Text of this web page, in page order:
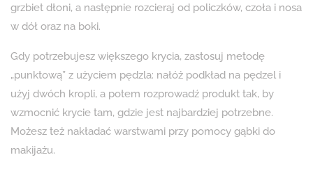
grzbiet dłoni, a następnie rozcieraj od policzków, czoła i nosa
w dół oraz na boki.
Gdy potrzebujesz większego krycia, zastosuj metodę
„punktową” z użyciem pędzla: nałóż podkład na pędzel i
użyj dwóch kropli, a potem rozprowadź produkt tak, by
wzmocnić krycie tam, gdzie jest najbardziej potrzebne.
Możesz też nakładać warstwami przy pomocy gąbki do
makijażu.